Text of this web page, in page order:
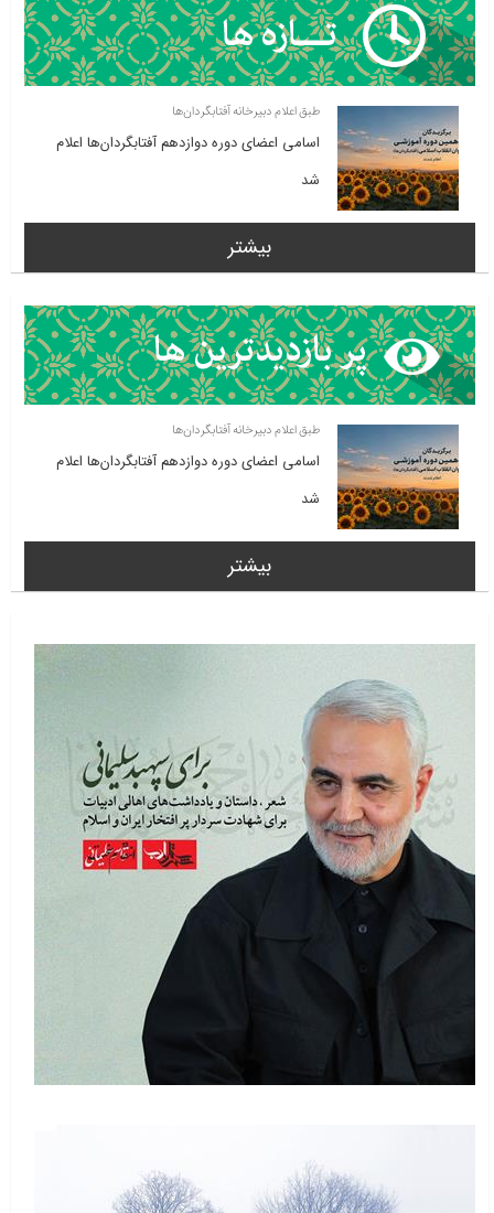
طبق اعلام دبیرخانه آفتابگردان‌ها
اسامی اعضای دوره دوازدهم آفتابگردان‌ها اعلام
شد
بیشتر
طبق اعلام دبیرخانه آفتابگردان‌ها
اسامی اعضای دوره دوازدهم آفتابگردان‌ها اعلام
شد
بیشتر